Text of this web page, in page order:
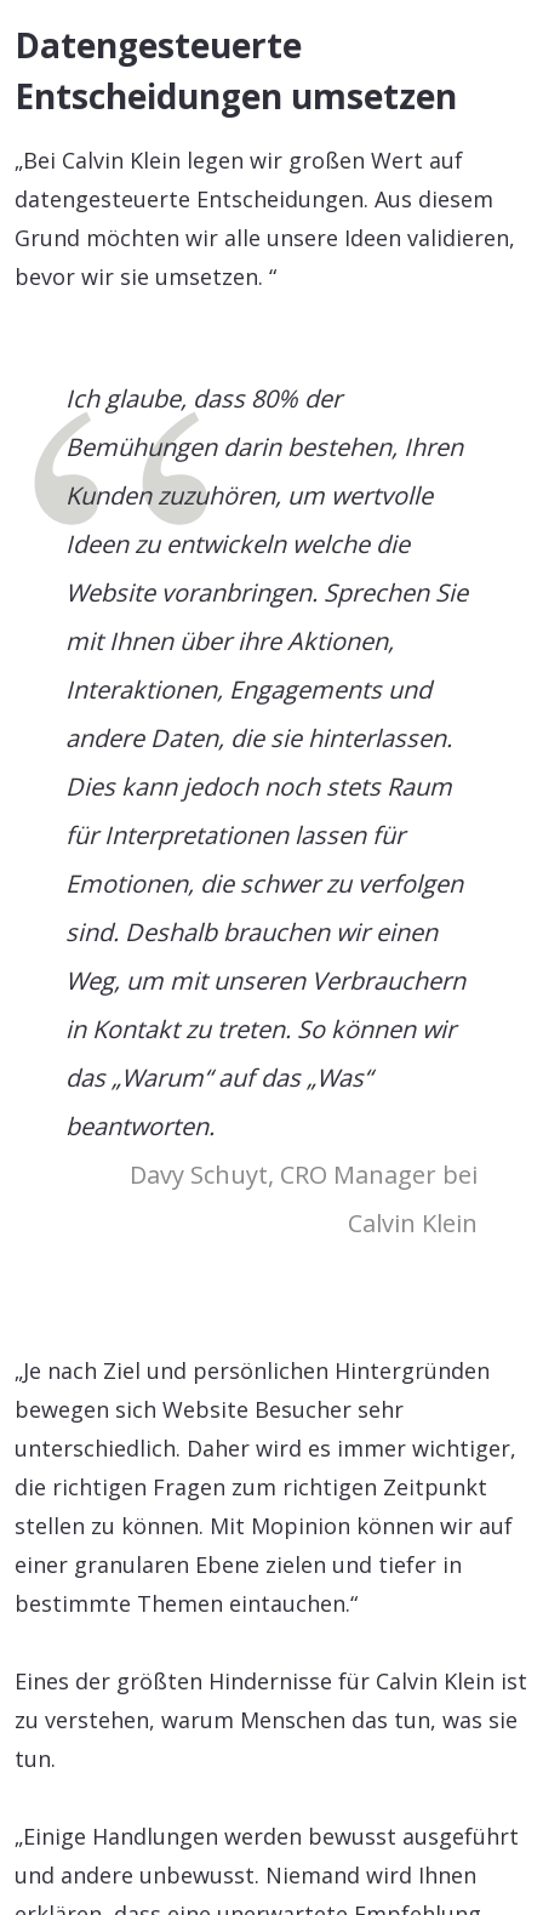
Datengesteuerte
Entscheidungen umsetzen
„Bei Calvin Klein legen wir großen Wert auf
datengesteuerte Entscheidungen. Aus diesem
Grund möchten wir alle unsere Ideen validieren,
bevor wir sie umsetzen. “
Ich glaube, dass 80% der
Bemühungen darin bestehen, Ihren
Kunden zuzuhören, um wertvolle
Ideen zu entwickeln welche die
Website voranbringen. Sprechen Sie
mit Ihnen über ihre Aktionen,
Interaktionen, Engagements und
andere Daten, die sie hinterlassen.
Dies kann jedoch noch stets Raum
für Interpretationen lassen für
Emotionen, die schwer zu verfolgen
sind. Deshalb brauchen wir einen
Weg, um mit unseren Verbrauchern
in Kontakt zu treten. So können wir
das „Warum“ auf das „Was“
beantworten.
Davy Schuyt, CRO Manager bei
Calvin Klein
„Je nach Ziel und persönlichen Hintergründen
bewegen sich Website Besucher sehr
unterschiedlich. Daher wird es immer wichtiger,
die richtigen Fragen zum richtigen Zeitpunkt
stellen zu können. Mit Mopinion können wir auf
einer granularen Ebene zielen und tiefer in
bestimmte Themen eintauchen.“
Eines der größten Hindernisse für Calvin Klein ist
zu verstehen, warum Menschen das tun, was sie
tun.
„Einige Handlungen werden bewusst ausgeführt
und andere unbewusst. Niemand wird Ihnen